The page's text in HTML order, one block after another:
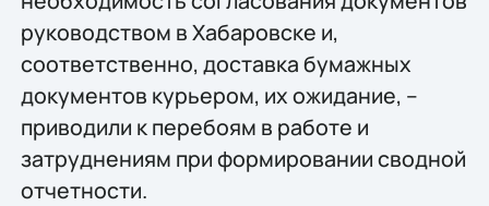
руководством в Хабаровске и,
соответственно, доставка бумажных
документов курьером, их ожидание, –
приводили к перебоям в работе и
затруднениям при формировании сводной
отчетности.